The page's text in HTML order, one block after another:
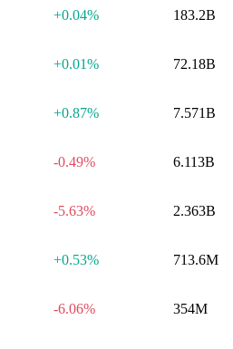
+0.04% 183.2B
+0.01% 72.18B
+0.87% 7.571B
-0.49% 6.113B
-5.63% 2.363B
+0.53% 713.6M
-6.06% 354M